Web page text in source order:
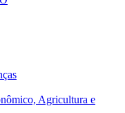
Agricultura e